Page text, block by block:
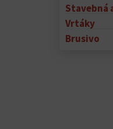
Stavebná
Vrtáky
Brusivo